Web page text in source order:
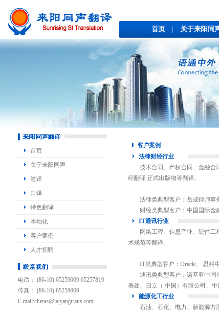
首页 关于来阳同
首页
关于来阳同声
笔译
口译
特色翻译
本地化
客户案例
人才招聘
电话： (86-10) 65259009 65257819
传真： (86-10) 65259009
E-mail:clients@laiyangtrans.com
客户案例
法律财经行业
技术合同、产权合同、金融合同
经翻译 正式出版物等翻译。
法律类典型客户：岳成律师事
财经类典型客户：中国国际金融
IT通讯行业
网络工程、信息产业、硬件工程
术规范等翻译。
IT类典型客户：Oracle、 思科
通讯类典型客户：诺基亚中国公
表处、日立（ 中国）有限公司、中
能源化工行业
石油、石化、电力、新能源方